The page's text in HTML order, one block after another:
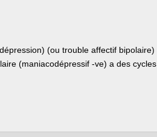
(ou trouble affectif bipolaire)
(maniacodépressif -ve) a des cycles